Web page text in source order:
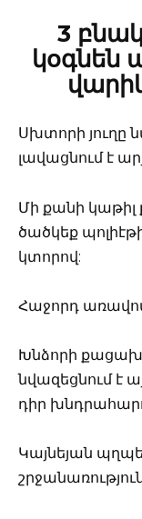
3
կօգնեն
Սխտորի յուղը
լավացնում է
Մի քանի կաթիլ
ծածկեք
կտորով:
Հաջորդ
Խնձորի
նվազեցնում է
դիր
Կայնեյան